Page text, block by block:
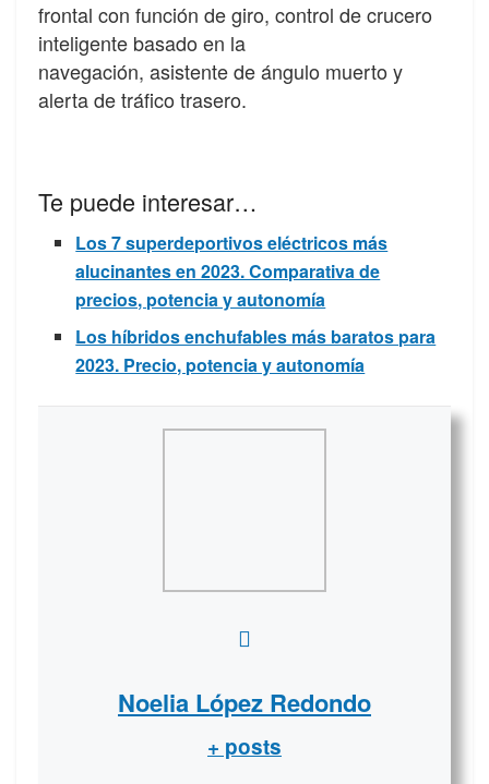
frontal con función de giro, control de crucero
inteligente basado en la
navegación, asistente de ángulo muerto y
alerta de tráfico trasero.
Te puede interesar…
Los 7 superdeportivos eléctricos más
alucinantes en 2023. Comparativa de
precios, potencia y autonomía
Los híbridos enchufables más baratos para
2023. Precio, potencia y autonomía
Noelia López Redondo
+ posts